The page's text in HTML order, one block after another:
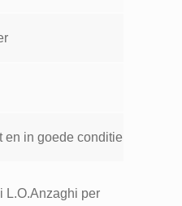
en in goede conditie
L.O.Anzaghi per